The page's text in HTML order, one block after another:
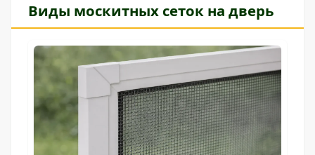
Виды москитных сеток на дверь